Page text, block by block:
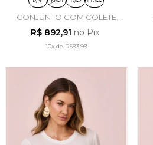
CONJUNTO COM COLETE
EM POLIESTER AZUL - ARTSY
R$ 892,91 no Pix
10xde R$93,99